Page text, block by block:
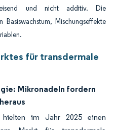
und nicht additiv. Die
Basiswachstum, Mischungseffekte
für transdermale
Mikronadeln fordern
hielten im Jahr 2025 einen